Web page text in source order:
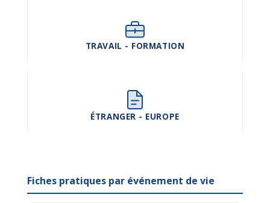
TRAVAIL - FORMATION
ÉTRANGER - EUROPE
Fiches pratiques par événement de vie